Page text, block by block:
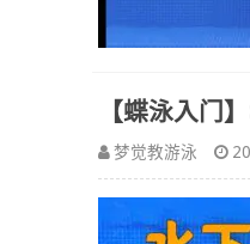
【蝶泳入门
梦觉教游泳